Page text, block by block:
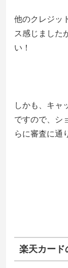
他のクレジッ
ス感じました
い！
しかも、キャ
ですので、シ
らに審査に通
楽天カード